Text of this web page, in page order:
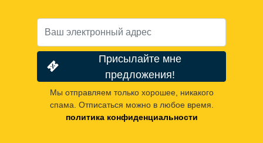
Присылайте мне
предложения!
Мы отправляем только хорошее, никакого
спама. Отписаться можно в любое время.
политика конфиденциальности